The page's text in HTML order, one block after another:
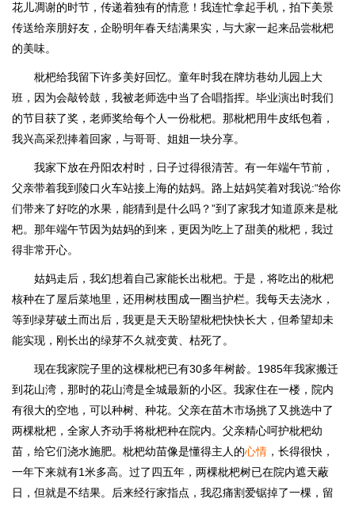
花儿凋谢的时节，传递着独有的情意！我连忙拿起手机，拍下美景
传送给亲朋好友，企盼明年春天结满果实，与大家一起来品尝枇杷
的美味。
枇杷给我留下许多美好回忆。童年时我在牌坊巷幼儿园上大
班，因为会敲铃鼓，我被老师选中当了合唱指挥。毕业演出时我们
的节目获了奖，老师奖给每个人一份枇杷。那枇杷用牛皮纸包着，
我兴高采烈捧着回家，与哥哥、姐姐一块分享。
我家下放在丹阳农村时，日子过得很清苦。有一年端午节前，
父亲带着我到陵口火车站接上海的姑妈。路上姑妈笑着对我说:“给你
们带来了好吃的水果，能猜到是什么吗？”到了家我才知道原来是枇
杷。那年端午节因为姑妈的到来，更因为吃上了甜美的枇杷，我过
得非常开心。
姑妈走后，我幻想着自己家能长出枇杷。于是，将吃出的枇杷
核种在了屋后菜地里，还用树枝围成一圈当护栏。我每天去浇水，
等到绿芽破土而出后，我更是天天盼望枇杷快快长大，但希望却未
能实现，刚长出的绿芽不久就变黄、枯死了。
现在我家院子里的这棵枇杷已有30多年树龄。1985年我家搬迁
到花山湾，那时的花山湾是全城最新的小区。我家住在一楼，院内
有很大的空地，可以种树、种花。父亲在苗木市场挑了又挑选中了
两棵枇杷，全家人齐动手将枇杷种在院内。父亲精心呵护枇杷幼
苗，给它们浇水施肥。枇杷幼苗像是懂得主人的心情 ，长得很快，
一年下来就有1米多高。过了四五年，两棵枇杷树已在院内遮天蔽
日，但就是不结果。后来经行家指点，我忍痛割爱锯掉了一棵，留